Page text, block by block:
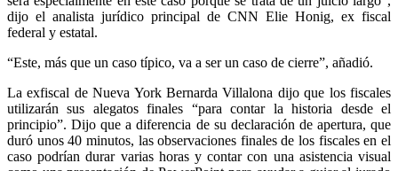
dijo el analista jurídico principal de CNN Elie Honig, ex fiscal
federal y estatal.
“Este, más que un caso típico, va a ser un caso de cierre”, añadió.
La exfiscal de Nueva York Bernarda Villalona dijo que los fiscales
utilizarán sus alegatos finales “para contar la historia desde el
principio”. Dijo que a diferencia de su declaración de apertura, que
duró unos 40 minutos, las observaciones finales de los fiscales en el
caso podrían durar varias horas y contar con una asistencia visual